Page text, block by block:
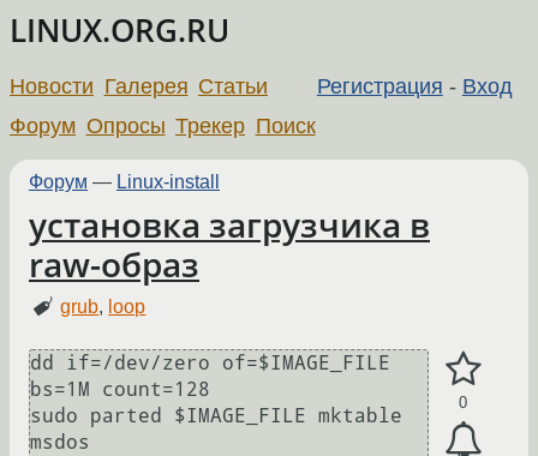
LINUX.ORG.RU
Регистрация - Вход
Новости Галерея Статьи
Форум Опросы Трекер Поиск
Форум — Linux-install
установка загрузчика в
raw-образ
grub, loop
0
dd if=/dev/zero of=$IMAGE_FILE
bs=1M count=128
sudo parted $IMAGE_FILE mktable
msdos